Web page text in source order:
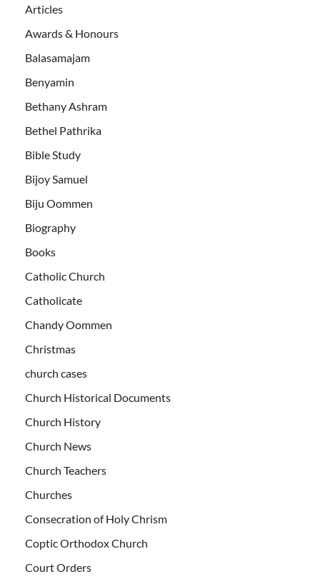
Articles
Awards & Honours
Balasamajam
Benyamin
Bethany Ashram
Bethel Pathrika
Bible Study
Bijoy Samuel
Biju Oommen
Biography
Books
Catholic Church
Catholicate
Chandy Oommen
Christmas
church cases
Church Historical Documents
Church History
Church News
Church Teachers
Churches
Consecration of Holy Chrism
Coptic Orthodox Church
Court Orders